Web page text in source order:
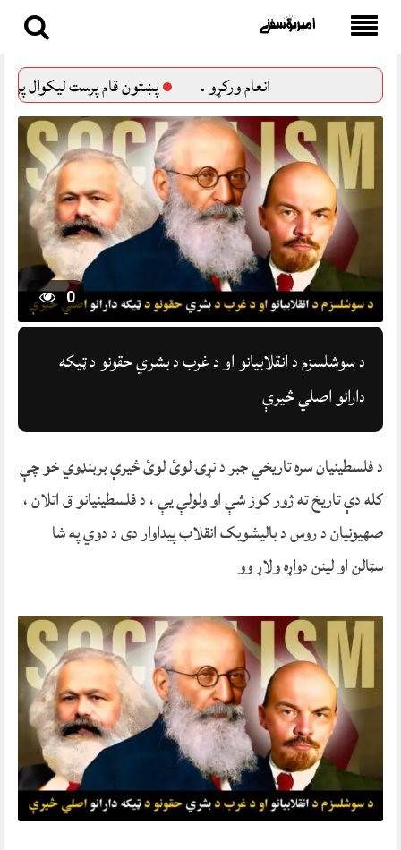
to
قام پرست لیکوال پروفیسر شاه خالد Godwit تی تی پی
0
د سوشلسزم د انقلابیانو او د غرب د بشري حقونو د ټیکه
دارانو اصلي څیرې
د فلسطینیان سره تاریخي جبر د نړۍ لوئ لوئ څیرې بربنډوي خو چې
کله دې تاریخ ته ژور کوز شې او ولولې یې ، د فلسطینیانو ق اتلان ،
صهیونیان د روس د بالیشویک انقلاب پیداوار دی د دوي په شا
سټالن او لینن دواړه ولاړ وو